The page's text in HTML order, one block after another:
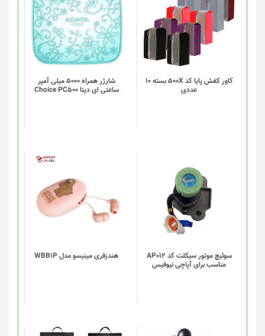
کاور کفش پایا کد 500X بسته 10
عددی
شارژر همراه 5000 میلی آمپر
ساعتی ای دیتا Choice PC500
سوئیچ موتور سیکلت کد AP012
مناسب برای آپاچی نیوفیس
هندزفری مینیسو مدل WBB1P